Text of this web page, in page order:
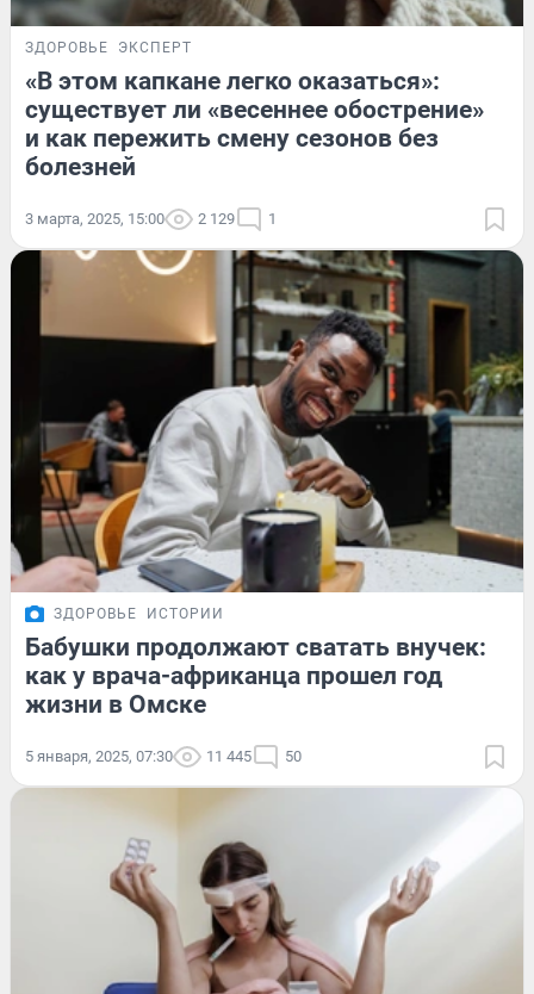
ЗДОРОВЬЕ ЭКСПЕРТ
«В этом капкане легко оказаться»:
существует ли «весеннее обострение»
и как пережить смену сезонов без
болезней
3 марта, 2025, 15:00 2 129 1
ЗДОРОВЬЕ ИСТОРИИ
Бабушки продолжают сватать внучек:
как у врача-африканца прошел год
жизни в Омске
5 января, 2025, 07:30 11 445 50